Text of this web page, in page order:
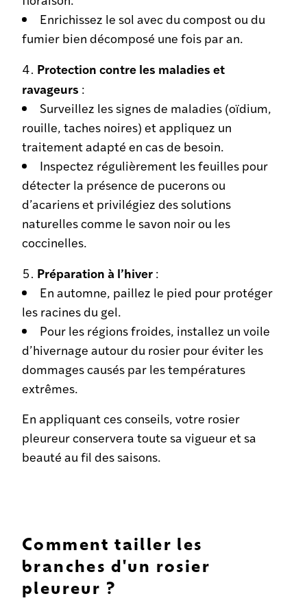
Enrichissez le sol avec du compost ou du
fumier bien décomposé une fois par an.
Protection contre les maladies et
ravageurs :
Surveillez les signes de maladies (oïdium,
rouille, taches noires) et appliquez un
traitement adapté en cas de besoin.
Inspectez régulièrement les feuilles pour
détecter la présence de pucerons ou
d’acariens et privilégiez des solutions
naturelles comme le savon noir ou les
coccinelles.
Préparation à l’hiver :
En automne, paillez le pied pour protéger
les racines du gel.
Pour les régions froides, installez un voile
d’hivernage autour du rosier pour éviter les
dommages causés par les températures
extrêmes.
En appliquant ces conseils, votre rosier
pleureur conservera toute sa vigueur et sa
beauté au fil des saisons.
Comment tailler les
branches d'un rosier
pleureur ?